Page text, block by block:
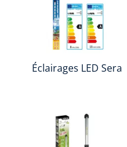
Éclairages LED Sera